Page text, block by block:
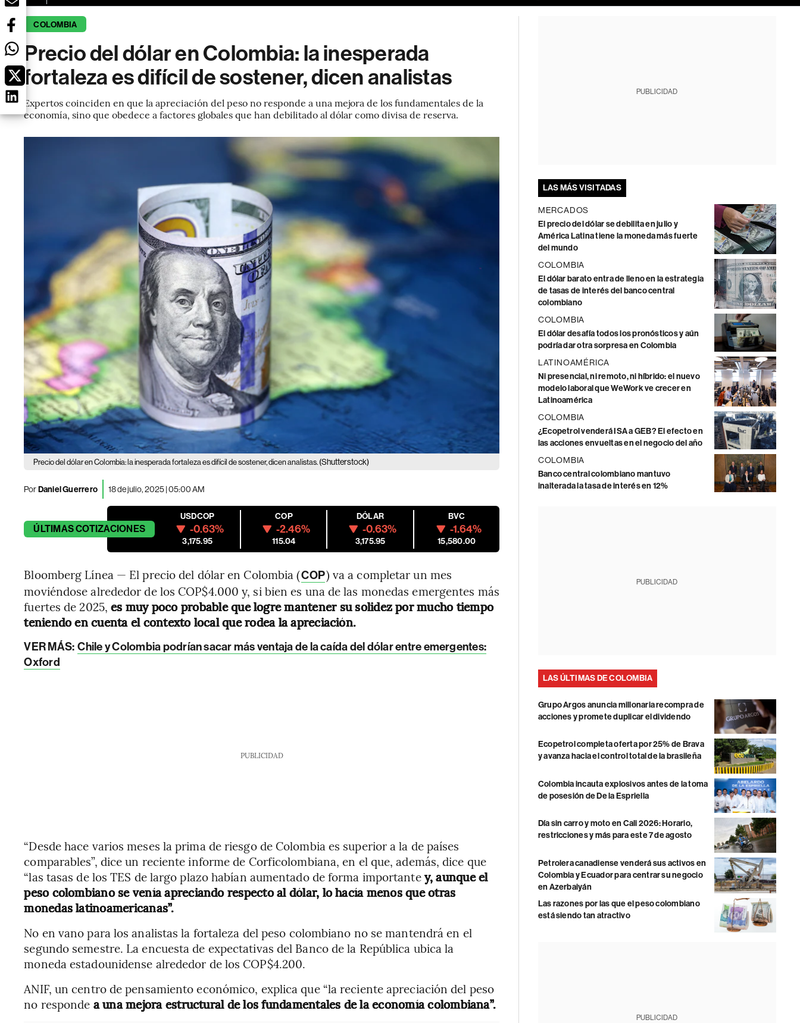
COLOMBIA
Precio del dólar en Colombia: la inesperada
fortaleza es difícil de sostener, dicen analistas
Expertos coinciden en que la apreciación del peso no responde a una mejora de los fundamentales de la
economía, sino que obedece a factores globales que han debilitado al dólar como divisa de reserva.
Precio del dólar en Colombia: la inesperada fortaleza es difícil de sostener, dicen analistas. (Shutterstock)
PorDaniel Guerrero 18 de julio, 2025 | 05:00 AM
ÚLTIMASCOTIZACIONES
USDCOP
-0.63%
3,175.95
COP
-2.46%
115.04
DÓLAR
-0.63%
3,175.95
BVC
-1.64%
15,580.00
Bloomberg Línea — El precio del dólar en Colombia (COP) va a completar un mes
moviéndose alrededor de los COP$4.000 y, si bien es una de las monedas emergentes más
fuertes de 2025,es muy poco probable que logre mantener su solidez por mucho tiempo
teniendo en cuenta el contexto local que rodea la apreciación.
VER MÁS: Chile y Colombia podrían sacar más ventaja de la caída del dólar entre emergentes:
Oxford
PUBLICIDAD
“Desde hace varios meses la prima de riesgo de Colombia es superior a la de países
comparables”, dice un reciente informe de Corficolombiana, en el que, además, dice que
“las tasas de los TES de largo plazo habían aumentado de forma importantey, aunque el
peso colombiano se venía apreciando respecto al dólar, lo hacía menos que otras
monedas latinoamericanas”.
No en vano para los analistas la fortaleza del peso colombiano no se mantendrá en el
segundo semestre. La encuesta de expectativas del Banco de la República ubica la
moneda estadounidense alrededor de los COP$4.200.
ANIF, un centro de pensamiento económico, explica que “la reciente apreciación del peso
no responde a una mejora estructural de los fundamentales de la economía colombiana”.
PUBLICIDAD
LAS MÁS VISITADAS
MERCADOS
El precio del dólar se debilita en julio y
América Latina tiene la moneda más fuerte
del mundo
COLOMBIA
El dólar barato entra de lleno en la estrategia
de tasas de interés del banco central
colombiano
COLOMBIA
El dólar desafía todos los pronósticos y aún
podría dar otra sorpresa en Colombia
LATINOAMÉRICA
Ni presencial, ni remoto, ni híbrido: el nuevo
modelo laboral que WeWork ve crecer en
Latinoamérica
COLOMBIA
¿Ecopetrol venderá ISA a GEB? El efecto en
las acciones envueltas en el negocio del año
COLOMBIA
Banco central colombiano mantuvo
inalterada la tasa de interés en 12%
PUBLICIDAD
LAS ÚLTIMAS DE COLOMBIA
Grupo Argos anuncia millonaria recompra de
acciones y promete duplicar el dividendo
Ecopetrol completa oferta por 25% de Brava
y avanza hacia el control total de la brasileña
Colombia incauta explosivos antes de la toma
de posesión de De la Espriella
Día sin carro y moto en Cali 2026: Horario,
restricciones y más para este 7 de agosto
Petrolera canadiense venderá sus activos en
Colombia y Ecuador para centrar su negocio
en Azerbaiyán
Las razones por las que el peso colombiano
está siendo tan atractivo
PUBLICIDAD